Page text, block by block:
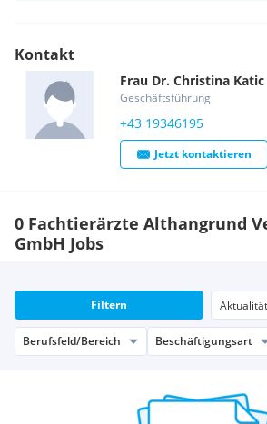
Kontakt
Frau Dr. Christina Katic
Geschäftsführung
+43 19346195
Jetzt kontaktieren
0 Fachtierärzte Althangrund
GmbH Jobs
Filtern
Berufsfeld/Bereich Beschäftigungsart